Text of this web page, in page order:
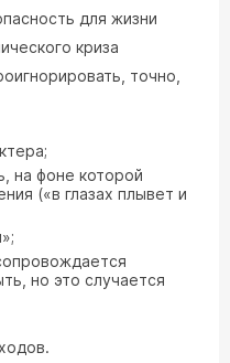
для жизни
криза
точно,
на фоне которой
(«в глазах плывет и
но это случается